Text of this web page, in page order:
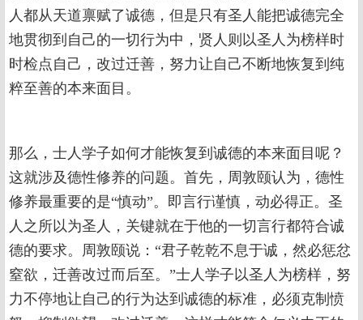
人都从天道禀赋了诚德，但是只有圣人能把诚德完全
地贯彻到自己的一切行为中，贤人则以圣人为榜样时
时检点自己，改过迁善，努力让自己不断地恢复到纯
粹至善的本来面目。
那么，士人学子如何才能恢复到诚德的本来面目呢？
这就涉及德性修养的问题。首先，周敦颐认为，德性
修养最重要的是“慎动”。即言行谨慎，动必得正。圣
人之所以为圣人，关键就在于他的一切言行都符合诚
德的要求。周敦颐说：“君子乾乾不息于诚，然必惩忿
窒欲，迁善改过而后至。”士人学子以圣人为榜样，努
力不停地让自己的行为达到诚德的标准，必须克制愤